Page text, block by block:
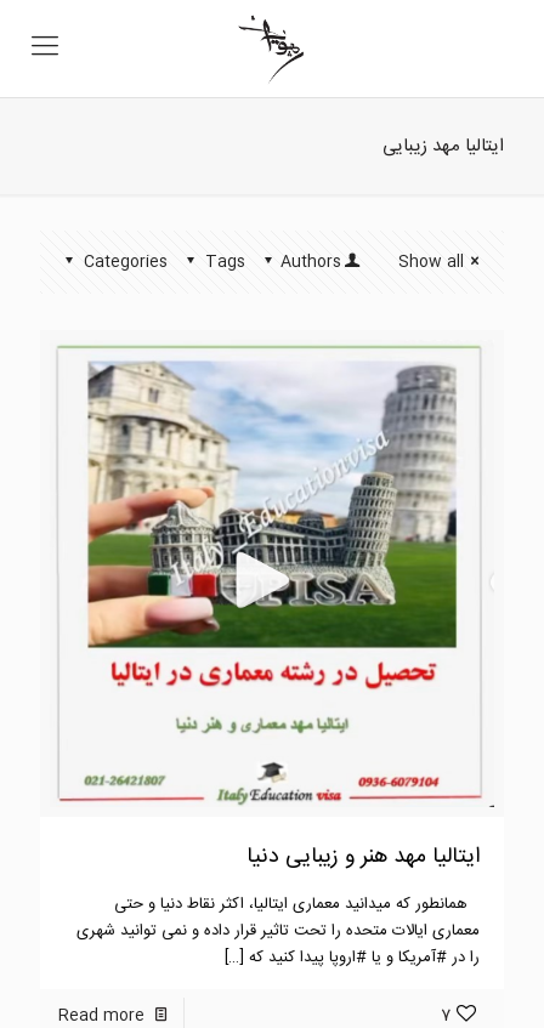
ایتالیا مهد زیبایی
Categories Tags Authors Show all
ایتالیا مهد هنر و زیبایی دنیا
⠀همانطور که میدانید معماری ایتالیا، اکثر نقاط دنیا و حتی
معماری ایالات متحده را تحت تاثیر قرار داده و نمی توانید شهری
را در #آمریکا و یا #اروپا پیدا کنید که […]
7
Read more